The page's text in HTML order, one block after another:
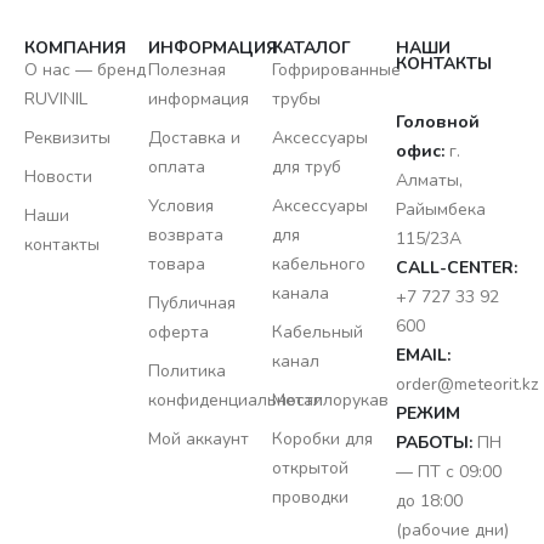
КОМПАНИЯ
О нас — бренд
RUVINIL
Реквизиты
Новости
Наши
контакты
ИНФОРМАЦИЯ
Полезная
информация
Доставка и
оплата
Условия
возврата
товара
Публичная
оферта
Политика
конфиденциальности
Мой аккаунт
КАТАЛОГ
Гофрированные
трубы
Аксессуары
для труб
Аксессуары
для
кабельного
канала
Кабельный
канал
Металлорукав
Коробки для
открытой
проводки
НАШИ
КОНТАКТЫ
Головной
офис: г.
Алматы,
Райымбека
115/23A
CALL-CENTER:
+7 727 33 92
600
EMAIL:
order@meteorit.kz
РЕЖИМ
РАБОТЫ: ПН
— ПТ с 09:00
до 18:00
(рабочие дни)